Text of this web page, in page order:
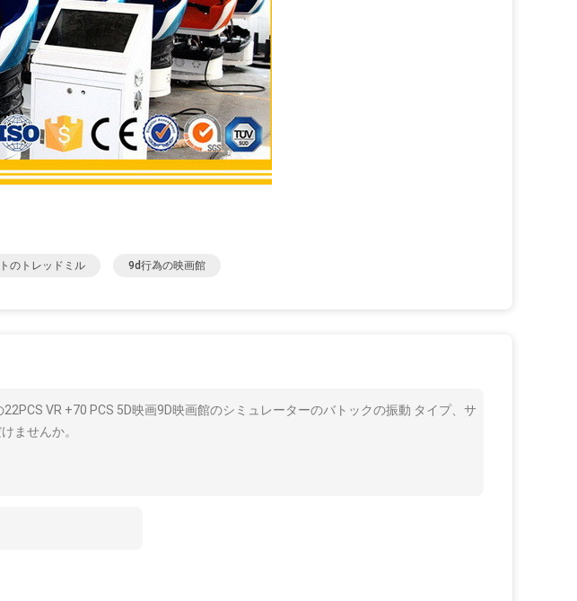
のトレッドミル 9d行為の映画館
VR +70 PCS 5D映画9D映画館のシミュレーターのバトックの振動 タイプ、サ
ませんか。